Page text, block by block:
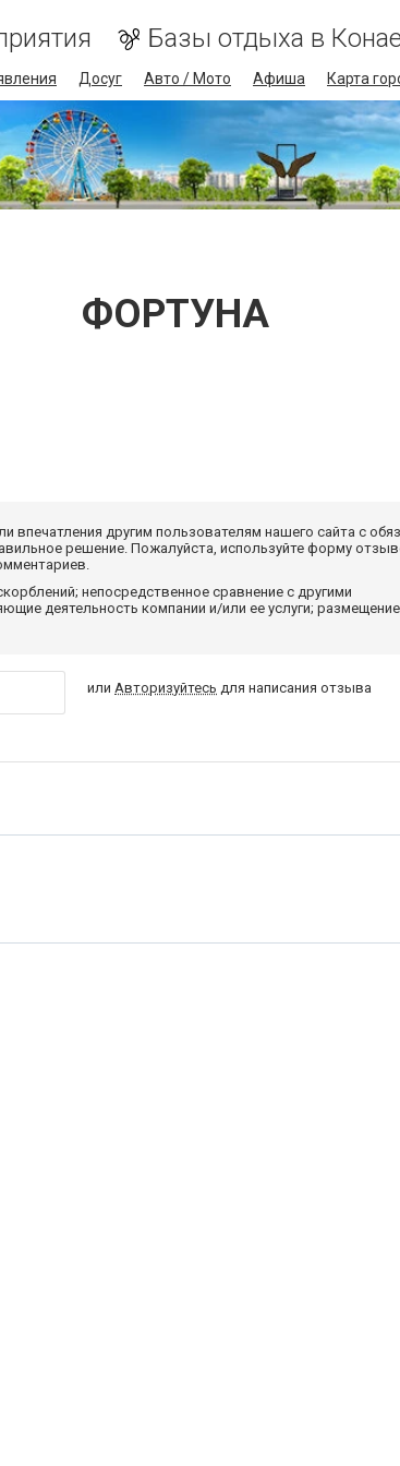
Базы отдыха в
Досуг Авто / Мото Афиша Карта
ФОРТУНА
другим пользователям нашего сайта с
решение. Пожалуйста, используйте форму
непосредственное сравнение с другими
деятельность компании и/или ее услуги;
илиАвторизуйтесь для написания отзыва